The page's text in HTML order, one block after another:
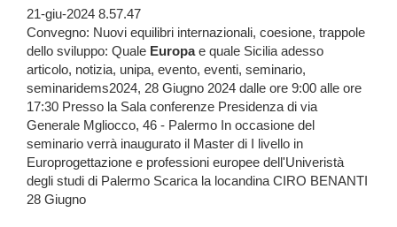
21-giu-2024 8.57.47
Convegno: Nuovi equilibri internazionali, coesione, trappole
dello sviluppo: Quale Europae quale Sicilia adesso
articolo, notizia, unipa, evento, eventi, seminario,
seminaridems2024, 28 Giugno 2024 dalle ore 9:00 alle ore
17:30 Presso la Sala conferenze Presidenza di via
Generale Mgliocco, 46 - Palermo In occasione del
seminario verrà inaugurato il Master di I livello in
Europrogettazione e professioni europee dell'Univeristà
degli studi di Palermo Scarica la locandina CIRO BENANTI
28 Giugno